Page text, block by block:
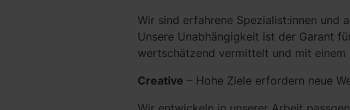
Wir sind erfahrene Spezialist:innen und
Unsere Unabhängigkeit ist der Garant
wertschätzend vermittelt und mit einem
Creative – Hohe Ziele erfordern neue